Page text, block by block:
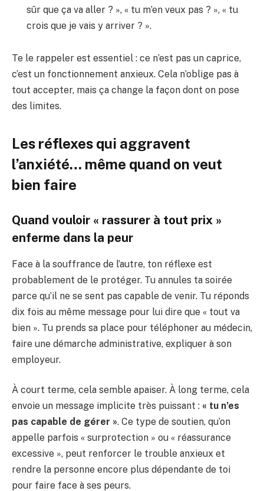
sûr que ça va aller ? », « tu m’en veux pas ? », « tu
crois que je vais y arriver ? ».
Te le rappeler est essentiel : ce n’est pas un caprice,
c’est un fonctionnement anxieux. Cela n’oblige pas à
tout accepter, mais ça change la façon dont on pose
des limites.
Les réflexes qui aggravent
l’anxiété… même quand on veut
bien faire
Quand vouloir « rassurer à tout prix »
enferme dans la peur
Face à la souffrance de l’autre, ton réflexe est
probablement de le protéger. Tu annules ta soirée
parce qu’il ne se sent pas capable de venir. Tu réponds
dix fois au même message pour lui dire que « tout va
bien ». Tu prends sa place pour téléphoner au médecin,
faire une démarche administrative, expliquer à son
employeur.
À court terme, cela semble apaiser. À long terme, cela
envoie un message implicite très puissant : « tu n’es
pas capable de gérer ». Ce type de soutien, qu’on
appelle parfois « surprotection » ou « réassurance
excessive », peut renforcer le trouble anxieux et
rendre la personne encore plus dépendante de toi
pour faire face à ses peurs.